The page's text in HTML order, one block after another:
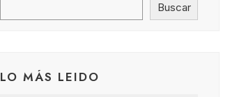
Buscar
LO MÁS LEIDO